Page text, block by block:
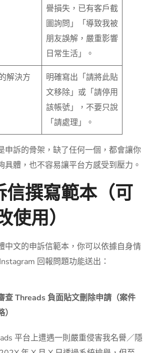
譽損失，已有客戶截
圖詢問」「導致我被
朋友誤解，嚴重影響
日常生活」。
解決方
明確寫出「請將此貼
文移除」或「請停用
該帳號」，不要只說
「請處理」。
申訴的骨架，缺了任何一個，都會讓你
具體，也不容易讓平台方感受到壓力。
信撰寫範本（可
用）
中文的申訴信範本，你可以依據自身情
回報問題功能送出：
查 Threads 負面貼文刪除申請（案件
平台上遭遇一則嚴重侵害我名譽／隱